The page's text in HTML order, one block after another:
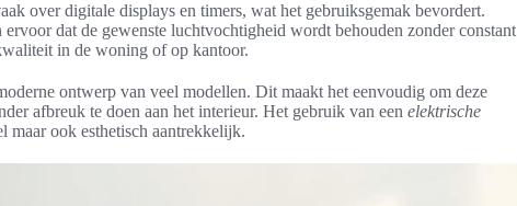
over digitale displays en timers, wat het gebruiksgemak bevordert.
dat de gewenste luchtvochtigheid wordt behouden zonder constant
in de woning of op kantoor.
ontwerp van veel modellen. Dit maakt het eenvoudig om deze
afbreuk te doen aan het interieur. Het gebruik van een elektrische
maar ook esthetisch aantrekkelijk.